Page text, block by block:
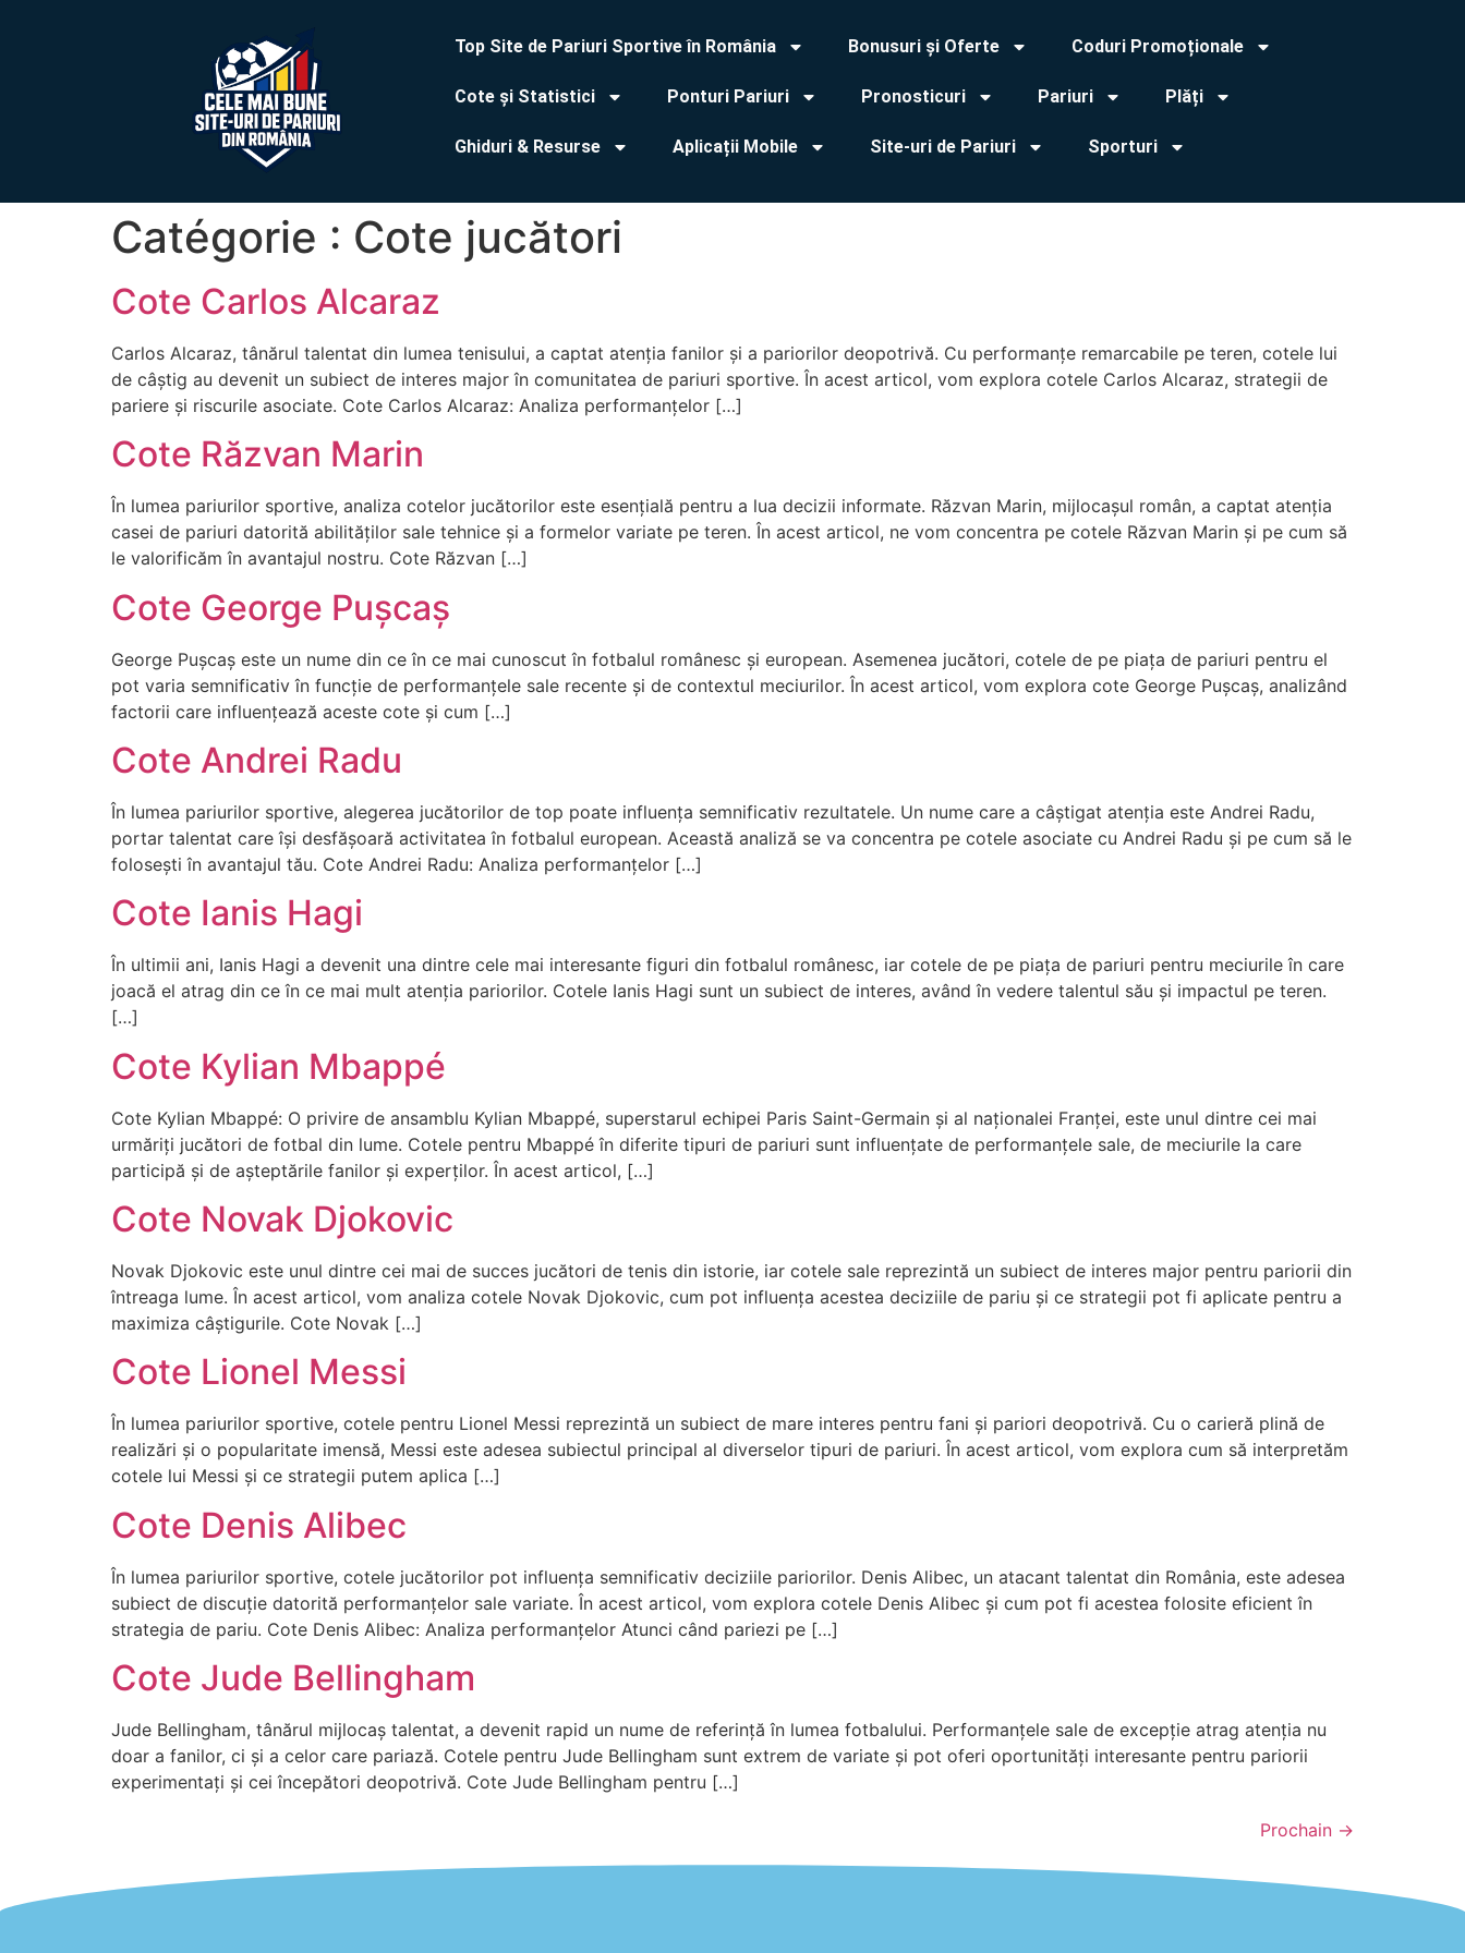
Top Site de Pariuri Sportive în România Bonusuri și Oferte Coduri Promoționale
Cote și Statistici Ponturi Pariuri Pronosticuri Pariuri Plăți
Ghiduri & Resurse Aplicații Mobile Site-uri de Pariuri Sporturi
Catégorie : Cote jucători
Cote Carlos Alcaraz
Carlos Alcaraz, tânărul talentat din lumea tenisului, a captat atenția fanilor și a pariorilor deopotrivă. Cu performanțe remarcabile pe teren, cotele lui
de câștig au devenit un subiect de interes major în comunitatea de pariuri sportive. În acest articol, vom explora cotele Carlos Alcaraz, strategii de
pariere și riscurile asociate. Cote Carlos Alcaraz: Analiza performanțelor […]
Cote Răzvan Marin
În lumea pariurilor sportive, analiza cotelor jucătorilor este esențială pentru a lua decizii informate. Răzvan Marin, mijlocașul român, a captat atenția
casei de pariuri datorită abilităților sale tehnice și a formelor variate pe teren. În acest articol, ne vom concentra pe cotele Răzvan Marin și pe cum să
le valorificăm în avantajul nostru. Cote Răzvan […]
Cote George Pușcaș
George Pușcaș este un nume din ce în ce mai cunoscut în fotbalul românesc și european. Asemenea jucători, cotele de pe piața de pariuri pentru el
pot varia semnificativ în funcție de performanțele sale recente și de contextul meciurilor. În acest articol, vom explora cote George Pușcaș, analizând
factorii care influențează aceste cote și cum […]
Cote Andrei Radu
În lumea pariurilor sportive, alegerea jucătorilor de top poate influența semnificativ rezultatele. Un nume care a câștigat atenția este Andrei Radu,
portar talentat care își desfășoară activitatea în fotbalul european. Această analiză se va concentra pe cotele asociate cu Andrei Radu și pe cum să le
folosești în avantajul tău. Cote Andrei Radu: Analiza performanțelor […]
Cote Ianis Hagi
În ultimii ani, Ianis Hagi a devenit una dintre cele mai interesante figuri din fotbalul românesc, iar cotele de pe piața de pariuri pentru meciurile în care
joacă el atrag din ce în ce mai mult atenția pariorilor. Cotele Ianis Hagi sunt un subiect de interes, având în vedere talentul său și impactul pe teren.
[…]
Cote Kylian Mbappé
Cote Kylian Mbappé: O privire de ansamblu Kylian Mbappé, superstarul echipei Paris Saint-Germain și al naționalei Franței, este unul dintre cei mai
urmăriți jucători de fotbal din lume. Cotele pentru Mbappé în diferite tipuri de pariuri sunt influențate de performanțele sale, de meciurile la care
participă și de așteptările fanilor și experților. În acest articol, […]
Cote Novak Djokovic
Novak Djokovic este unul dintre cei mai de succes jucători de tenis din istorie, iar cotele sale reprezintă un subiect de interes major pentru pariorii din
întreaga lume. În acest articol, vom analiza cotele Novak Djokovic, cum pot influența acestea deciziile de pariu și ce strategii pot fi aplicate pentru a
maximiza câștigurile. Cote Novak […]
Cote Lionel Messi
În lumea pariurilor sportive, cotele pentru Lionel Messi reprezintă un subiect de mare interes pentru fani și pariori deopotrivă. Cu o carieră plină de
realizări și o popularitate imensă, Messi este adesea subiectul principal al diverselor tipuri de pariuri. În acest articol, vom explora cum să interpretăm
cotele lui Messi și ce strategii putem aplica […]
Cote Denis Alibec
În lumea pariurilor sportive, cotele jucătorilor pot influența semnificativ deciziile pariorilor. Denis Alibec, un atacant talentat din România, este adesea
subiect de discuție datorită performanțelor sale variate. În acest articol, vom explora cotele Denis Alibec și cum pot fi acestea folosite eficient în
strategia de pariu. Cote Denis Alibec: Analiza performanțelor Atunci când pariezi pe […]
Cote Jude Bellingham
Jude Bellingham, tânărul mijlocaș talentat, a devenit rapid un nume de referință în lumea fotbalului. Performanțele sale de excepție atrag atenția nu
doar a fanilor, ci și a celor care pariază. Cotele pentru Jude Bellingham sunt extrem de variate și pot oferi oportunități interesante pentru pariorii
experimentați și cei începători deopotrivă. Cote Jude Bellingham pentru […]
Prochain →